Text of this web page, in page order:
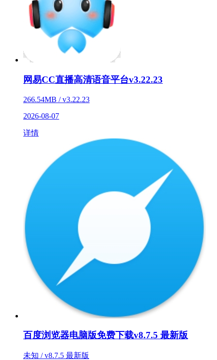
网易CC直播高清语音平台v3.22.23
266.54MB / v3.22.23
2026-08-07
详情
百度浏览器电脑版免费下载v8.7.5 最新版
未知 / v8.7.5 最新版